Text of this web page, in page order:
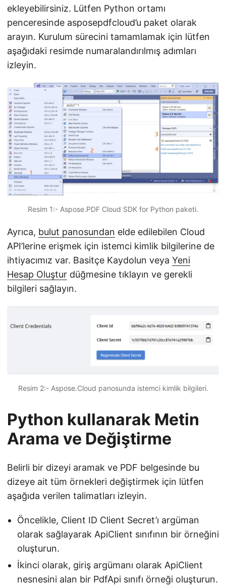
ekleyebilirsiniz. Lütfen Python ortamı
penceresinde asposepdfcloud’u paket olarak
arayın. Kurulum sürecini tamamlamak için lütfen
aşağıdaki resimde numaralandırılmış adımları
izleyin.
Resim 1:- Aspose.PDF Cloud SDK for Python paketi.
Ayrıca, bulut panosundan elde edilebilen Cloud
API’lerine erişmek için istemci kimlik bilgilerine de
ihtiyacımız var. Basitçe Kaydolun veya Yeni
Hesap Oluştur düğmesine tıklayın ve gerekli
bilgileri sağlayın.
Resim 2:- Aspose.Cloud panosunda istemci kimlik bilgileri.
Python kullanarak Metin
Arama ve Değiştirme
Belirli bir dizeyi aramak ve PDF belgesinde bu
dizeye ait tüm örnekleri değiştirmek için lütfen
aşağıda verilen talimatları izleyin.
Öncelikle, Client ID Client Secret’ı argüman
olarak sağlayarak ApiClient sınıfının bir örneğini
oluşturun.
İkinci olarak, giriş argümanı olarak ApiClient
nesnesini alan bir PdfApi sınıfı örneği oluşturun.